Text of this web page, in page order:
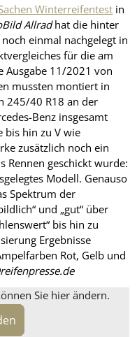
Winterreifentest in
Allradhat die hinter
einmal nachgelegt in
für die am
Ausgabe 11/2021 von
mussten montiert in
245/40 R18 an der
Benz insgesamt
bis hin zu V wie
zusätzlich noch ein
Rennen geschickt wurde:
Modell. Genauso
Spektrum der
und „gut“ über
bis hin zu
Ergebnisse
Rot, Gelb und
Sie hier ändern.